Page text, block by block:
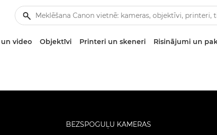
video Objektīvi Printeri un skeneri Risinājumi un
BEZSPOGUĻU KAMERAS